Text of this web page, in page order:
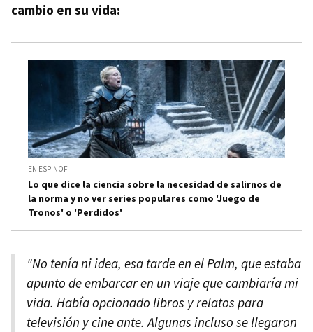
cambio en su vida:
EN ESPINOF
Lo que dice la ciencia sobre la necesidad de salirnos de
la norma y no ver series populares como 'Juego de
Tronos' o 'Perdidos'
"No tenía ni idea, esa tarde en el Palm, que estaba
apunto de embarcar en un viaje que cambiaría mi
vida. Había opcionado libros y relatos para
televisión y cine ante. Algunas incluso se llegaron